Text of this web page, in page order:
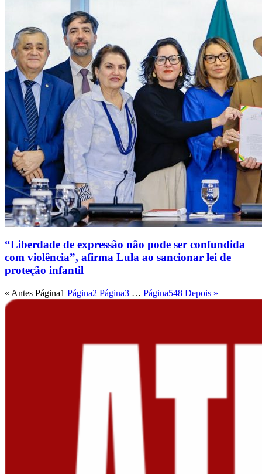
“Liberdade de expressão não pode ser confundida
com violência”, afirma Lula ao sancionar lei de
proteção infantil
« Antes Página1 Página2 Página3 … Página548 Depois »